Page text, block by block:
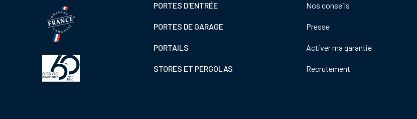
PORTES D'ENTRÉE
PORTES DE GARAGE
PORTAILS
STORES ET PERGOLAS
Nos conseils
Presse
Activer ma garantie
Recrutement